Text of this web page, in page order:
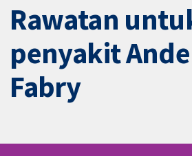
Rawatan
penyakit
Fabry